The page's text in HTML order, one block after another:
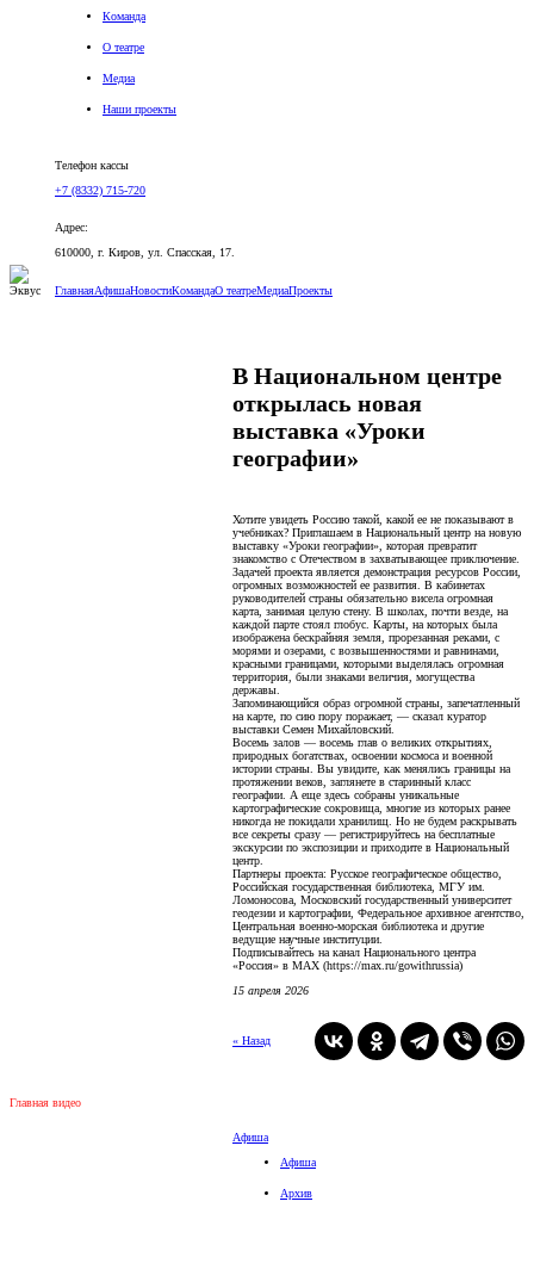
Команда
О театре
Медиа
Наши проекты
Телефон кассы
+7 (8332) 715-720
Адрес:
610000, г. Киров, ул. Спасская, 17.
ГлавнаяАфишаНовостиКомандаО театреМедиаПроекты
В Национальном центре
открылась новая
выставка «Уроки
географии»
Хотите увидеть Россию такой, какой ее не показывают в
учебниках? Приглашаем в Национальный центр на новую
выставку «Уроки географии», которая превратит
знакомство с Отечеством в захватывающее приключение.
Задачей проекта является демонстрация ресурсов России,
огромных возможностей ее развития. В кабинетах
руководителей страны обязательно висела огромная
карта, занимая целую стену. В школах, почти везде, на
каждой парте стоял глобус. Карты, на которых была
изображена бескрайняя земля, прорезанная реками, с
морями и озерами, с возвышенностями и равнинами,
красными границами, которыми выделялась огромная
территория, были знаками величия, могущества
державы.
Запоминающийся образ огромной страны, запечатленный
на карте, по сию пору поражает, — сказал куратор
выставки Семен Михайловский.
Восемь залов — восемь глав о великих открытиях,
природных богатствах, освоении космоса и военной
истории страны. Вы увидите, как менялись границы на
протяжении веков, заглянете в старинный класс
географии. А еще здесь собраны уникальные
картографические сокровища, многие из которых ранее
никогда не покидали хранилищ. Но не будем раскрывать
все секреты сразу — регистрируйтесь на бесплатные
экскурсии по экспозиции и приходите в Национальный
центр.
Партнеры проекта: Русское географическое общество,
Российская государственная библиотека, МГУ им.
Ломоносова, Московский государственный университет
геодезии и картографии, Федеральное архивное агентство,
Центральная военно-морская библиотека и другие
ведущие научные институции.
Подписывайтесь на канал Национального центра
«Россия» в MAX (https://max.ru/gowithrussia)
15 апреля 2026
« Назад
Главная видео
Афиша
Афиша
Архив